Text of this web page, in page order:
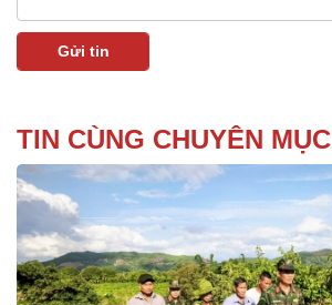
TIN CÙNG CHUYÊN MỤC